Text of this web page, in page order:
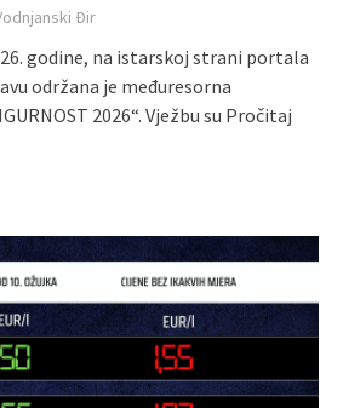
Đir
godine, na istarskoj strani portala
održana je međuresorna
2026“. Vježbu su Pročitaj